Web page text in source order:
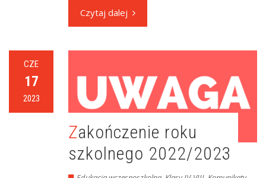
Czytaj dalej
CZE
17
2023
Zakończenie roku
szkolnego 2022/2023